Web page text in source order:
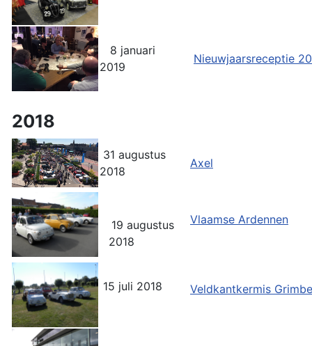
8 januari
2019
Nieuwjaarsreceptie
2018
31 augustus
2018
Axel
19 augustus
2018
Vlaamse Ardennen
15 juli 2018 Veldkantkermis